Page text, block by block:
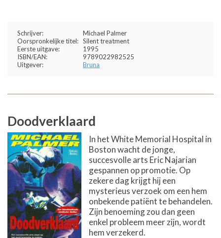
Schrijver:
Michael Palmer
Oorspronkelijke titel: Silent treatment
Eerste uitgave:
1995
ISBN/EAN:
9789022982525
Uitgever:
Bruna
Doodverklaard
In het White Memorial Hospital in
Boston wacht de jonge,
succesvolle arts Eric Najarian
gespannen op promotie. Op
zekere dag krijgt hij een
mysterieus verzoek om een hem
onbekende patiënt te behandelen.
Zijn benoeming zou dan geen
enkel probleem meer zijn, wordt
hem verzekerd.